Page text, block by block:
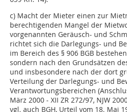
c) Macht der Mieter einen zur
berechtigenden Mangel der
vorgenannten Geräusch- und
richtet sich die Darlegungs- und
im Bereich des § 906 BGB
sondern nach den Grundsätzen
und insbesondere nach der dort
Verteilung der Darlegungs- und
Verantwortungsbereichen
März 2000 - XII ZR 272/97, NJW
vgl. auch BGH, Urteil vom 18. Mai